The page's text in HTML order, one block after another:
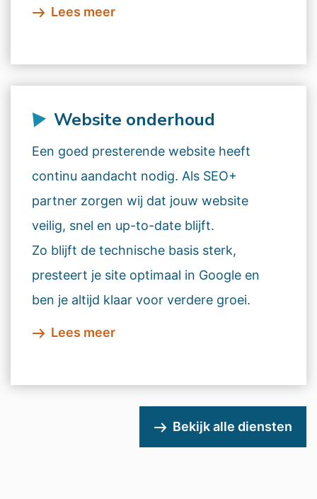
Lees meer
Website onderhoud
Een goed presterende website heeft
continu aandacht nodig. Als SEO+
partner zorgen wij dat jouw website
veilig, snel en up-to-date blijft.
Zo blijft de technische basis sterk,
presteert je site optimaal in Google en
ben je altijd klaar voor verdere groei.
Lees meer
Bekijk alle diensten